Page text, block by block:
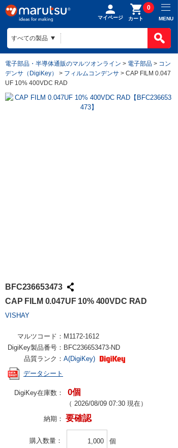
マイページ カート
0
MENU
電子部品・半導体通販のマルツオンライン > 電子部品 > コン
デンサ（DigiKey）
> フィルムコンデンサ > CAP FILM 0.047
UF 10% 400VDC RAD
BFC236653473
CAP FILM 0.047UF 10% 400VDC RAD
VISHAY
マルツコード： M1172-1612
DigiKey製品番号： BFC236653473-ND
品質ランク： A(DigiKey)
データシート
DigiKey在庫数： 0個
（ 2026/08/09 07:30 現在）
納期： 要確認
購入数量 個